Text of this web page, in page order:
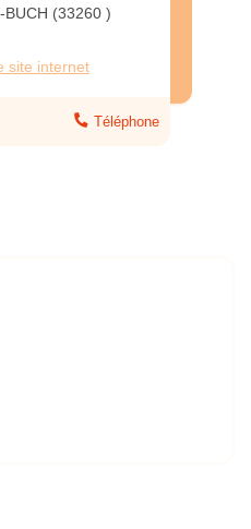
BUCH (33260 )
site internet
Téléphone